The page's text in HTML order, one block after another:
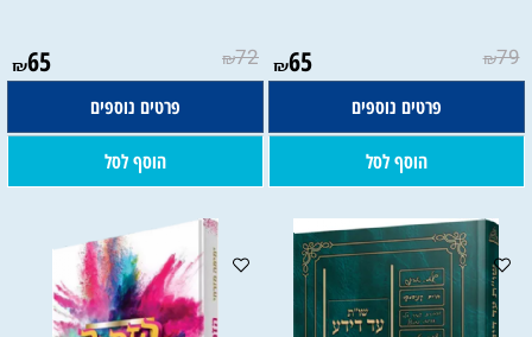
₪79
₪65
פרטים נוספים
הוסף לסל
₪72
₪65
פרטים נוספים
הוסף לסל